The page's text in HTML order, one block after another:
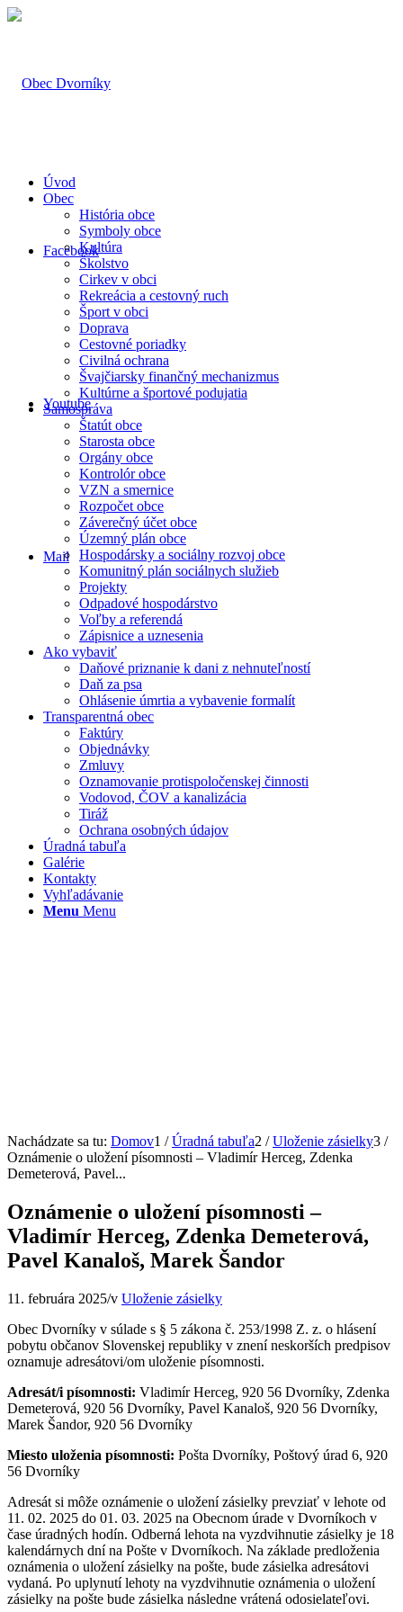
Facebook
Youtube
Mail
Úvod
Obec
História obce
Symboly obce
Kultúra
Školstvo
Cirkev v obci
Rekreácia a cestovný ruch
Šport v obci
Doprava
Cestovné poriadky
Civilná ochrana
Švajčiarsky finančný mechanizmus
Kultúrne a športové podujatia
Samospráva
Štatút obce
Starosta obce
Orgány obce
Kontrolór obce
VZN a smernice
Rozpočet obce
Záverečný účet obce
Územný plán obce
Hospodársky a sociálny rozvoj obce
Komunitný plán sociálnych služieb
Projekty
Odpadové hospodárstvo
Voľby a referendá
Zápisnice a uznesenia
Ako vybaviť
Daňové priznanie k dani z nehnuteľností
Daň za psa
Ohlásenie úmrtia a vybavenie formalít
Transparentná obec
Faktúry
Objednávky
Zmluvy
Oznamovanie protispoločenskej činnosti
Vodovod, ČOV a kanalizácia
Tiráž
Ochrana osobných údajov
Úradná tabuľa
Galérie
Kontakty
Vyhľadávanie
Menu Menu
Nachádzate sa tu: Domov1 / Úradná tabuľa2 / Uloženie zásielky3 /
Oznámenie o uložení písomnosti – Vladimír Herceg, Zdenka
Demeterová, Pavel...
Oznámenie o uložení písomnosti –
Vladimír Herceg, Zdenka Demeterová,
Pavel Kanaloš, Marek Šandor
11. februára 2025/v Uloženie zásielky
Obec Dvorníky v súlade s § 5 zákona č. 253/1998 Z. z. o hlásení
pobytu občanov Slovenskej republiky v znení neskorších predpisov
oznamuje adresátovi/om uloženie písomnosti.
Adresát/i písomnosti: Vladimír Herceg, 920 56 Dvorníky, Zdenka
Demeterová, 920 56 Dvorníky, Pavel Kanaloš, 920 56 Dvorníky,
Marek Šandor, 920 56 Dvorníky
Miesto uloženia písomnosti: Pošta Dvorníky, Poštový úrad 6, 920
56 Dvorníky
Adresát si môže oznámenie o uložení zásielky prevziať v lehote od
11. 02. 2025 do 01. 03. 2025 na Obecnom úrade v Dvorníkoch v
čase úradných hodín. Odberná lehota na vyzdvihnutie zásielky je 18
kalendárnych dní na Pošte v Dvorníkoch. Na základe predloženia
oznámenia o uložení zásielky na pošte, bude zásielka adresátovi
vydaná. Po uplynutí lehoty na vyzdvihnutie oznámenia o uložení
zásielky na pošte bude zásielka následne vrátená odosielateľovi.